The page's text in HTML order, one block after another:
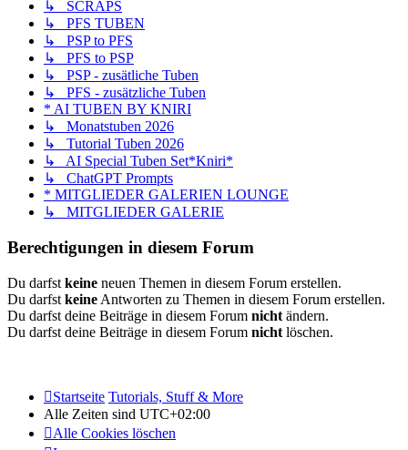
↳ SCRAPS
↳ PFS TUBEN
↳ PSP to PFS
↳ PFS to PSP
↳ PSP - zusätliche Tuben
↳ PFS - zusätzliche Tuben
* AI TUBEN BY KNIRI
↳ Monatstuben 2026
↳ Tutorial Tuben 2026
↳ AI Special Tuben Set*Kniri*
↳ ChatGPT Prompts
* MITGLIEDER GALERIEN LOUNGE
↳ MITGLIEDER GALERIE
Berechtigungen in diesem Forum
Du darfst keine neuen Themen in diesem Forum erstellen.
Du darfst keine Antworten zu Themen in diesem Forum erstellen.
Du darfst deine Beiträge in diesem Forum nicht ändern.
Du darfst deine Beiträge in diesem Forum nicht löschen.
Startseite Tutorials, Stuff & More
Alle Zeiten sind UTC+02:00
Alle Cookies löschen